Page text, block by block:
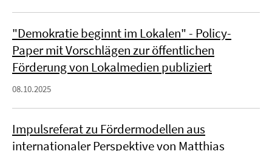
"Demokratie beginnt im Lokalen" - Policy-
Paper mit Vorschlägen zur öffentlichen
Förderung von Lokalmedien publiziert
08.10.2025
Impulsreferat zu Fördermodellen aus
internationaler Perspektive von Matthias